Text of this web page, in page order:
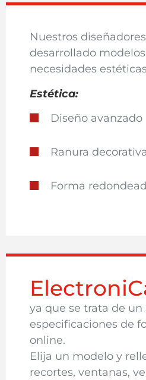
Nuestros
desarrollado
necesidades
Estética:
Diseño avanzado
Ranura decorativa
Forma
ya que se trata de
especificaciones de
online.
Elija un modelo y
recortes, ventanas,